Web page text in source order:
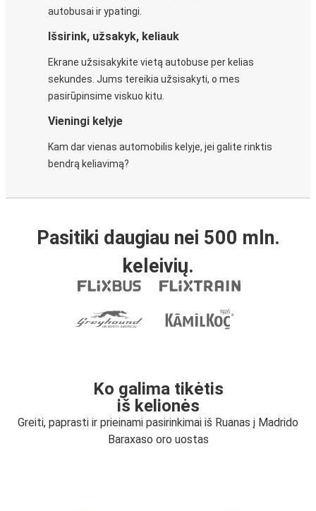
autobusai ir ypatingi.
Išsirink, užsakyk, keliauk
Ekrane užsisakykite vietą autobuse per kelias
sekundes. Jums tereikia užsisakyti, o mes
pasirūpinsime viskuo kitu.
Vieningi kelyje
Kam dar vienas automobilis kelyje, jei galite rinktis
bendrą keliavimą?
Pasitiki daugiau nei 500 mln.
keleivių.
Ko galima tikėtis
iš kelionės
Greiti, paprasti ir prieinami pasirinkimai iš Ruanas į Madrido
Baraxaso oro uostas